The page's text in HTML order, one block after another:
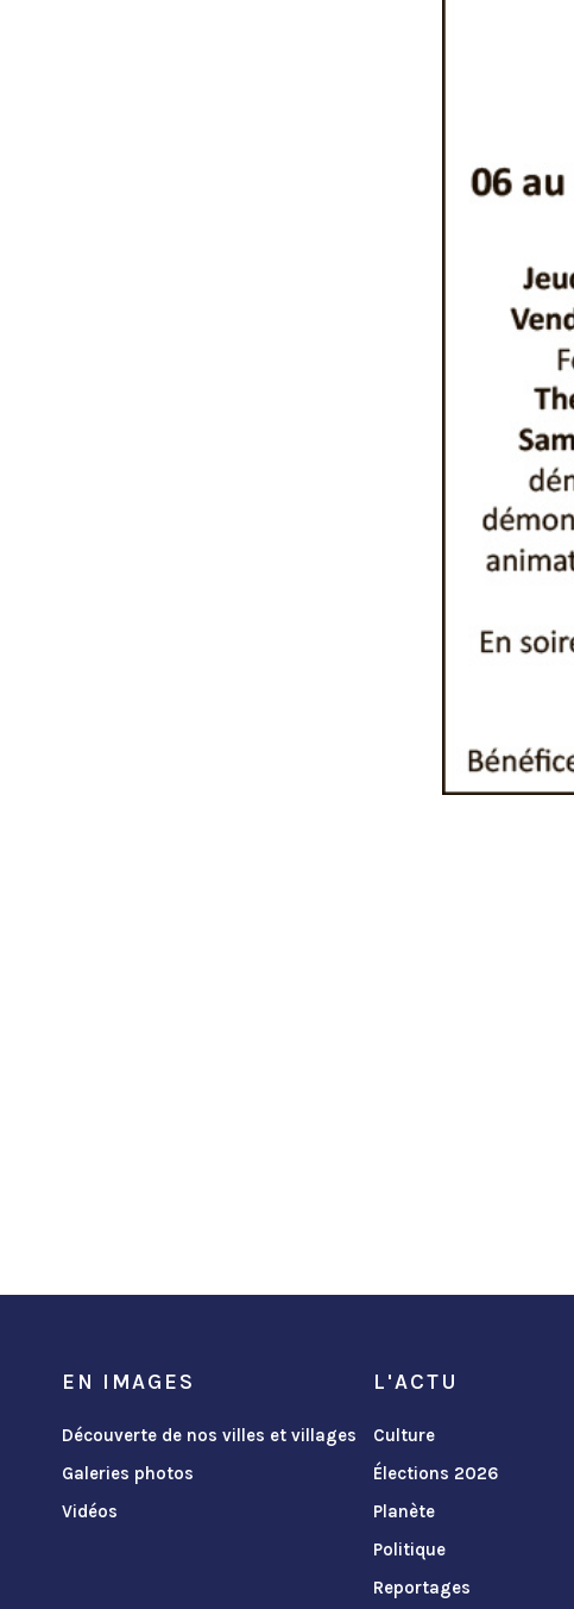
EN IMAGES
Découverte de nos villes et villages
Galeries photos
Vidéos
L'ACTU
Culture
Élections 2026
Planète
Politique
Reportages